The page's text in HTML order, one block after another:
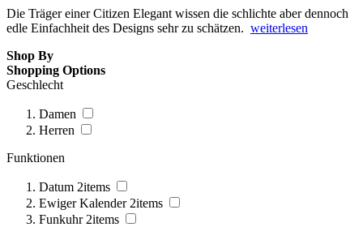
Die Träger einer Citizen Elegant wissen die schlichte aber dennoch
edle Einfachheit des Designs sehr zu schätzen. weiterlesen
Shop By
Shopping Options
Geschlecht
Damen
Herren
Funktionen
Datum 2items
Ewiger Kalender 2items
Funkuhr 2items